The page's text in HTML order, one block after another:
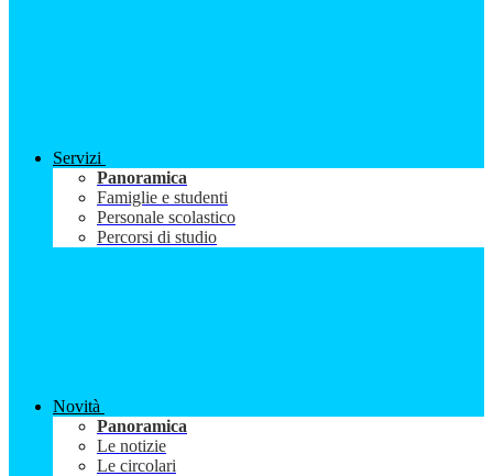
Servizi
Panoramica
Famiglie e studenti
Personale scolastico
Percorsi di studio
Novità
Panoramica
Le notizie
Le circolari